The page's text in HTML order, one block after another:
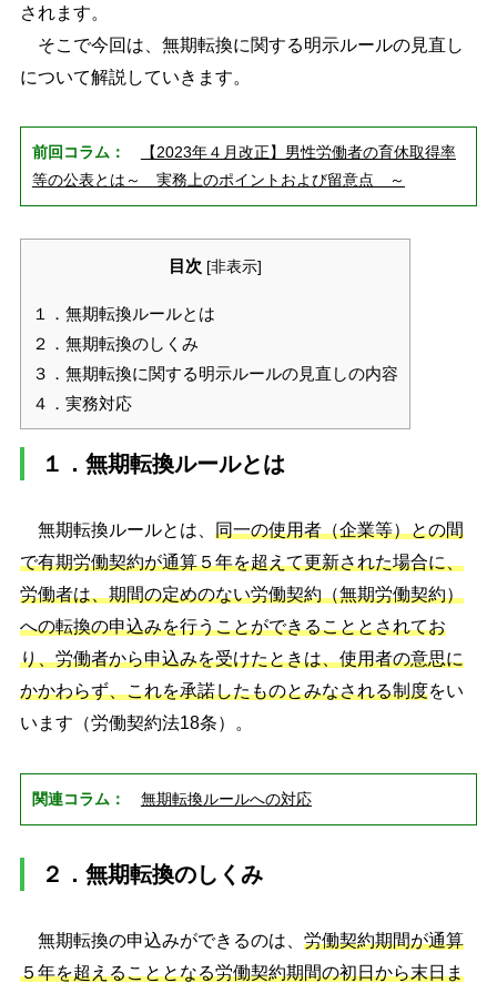
されます。
そこで今回は、無期転換に関する明示ルールの見直し
について解説していきます。
前回コラム：
【2023年４月改正】男性労働者の育休取得率
等の公表とは～ 実務上のポイントおよび留意点 ～
目次 [非表示]
１．無期転換ルールとは
２．無期転換のしくみ
３．無期転換に関する明示ルールの見直しの内容
４．実務対応
１．無期転換ルールとは
無期転換ルールとは、同一の使用者（企業等）との間
で有期労働契約が通算５年を超えて更新された場合に、
労働者は、期間の定めのない労働契約（無期労働契約）
への転換の申込みを行うことができることとされてお
り、労働者から申込みを受けたときは、使用者の意思に
かかわらず、これを承諾したものとみなされる制度をい
います（労働契約法18条）。
関連コラム： 無期転換ルールへの対応
２．無期転換のしくみ
無期転換の申込みができるのは、労働契約期間が通算
５年を超えることとなる労働契約期間の初日から末日ま